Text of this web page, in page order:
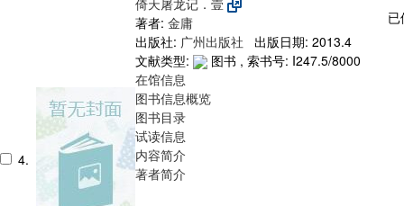
4.
著者: 金庸
出版社: 广州出版社
出版日期: 2013.4
文献类型:
图书 , 索书号: I247.5/8000
在馆信息
图书信息概览
图书目录
试读信息
内容简介
著者简介